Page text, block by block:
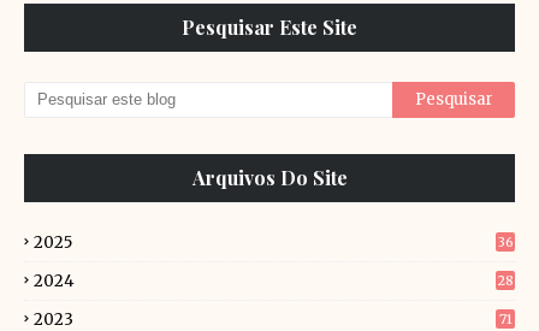
Pesquisar Este Site
Arquivos Do Site
2025 36
2024 28
2023 71